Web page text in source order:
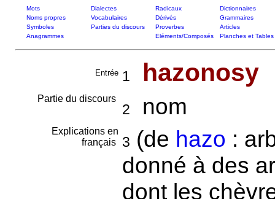
Mots Dialectes Radicaux
Dictionnaires
Noms propres
Vocabulaires Dérivés
Grammaires
Symboles
Parties du discours Proverbes
Articles
Anagrammes
Eléments/Composés Planches et Tables
Entrée 1 hazonosy
Partie du discours
2 nom
Explications en
français
3 (de hazo :
donné à des
dont les